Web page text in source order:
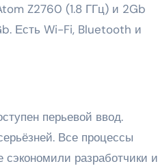
Z2760 (1.8 ГГц) и 2Gb
Есть Wi-Fi, Bluetooth и
перьевой ввод.
Все процессы
разработчики и